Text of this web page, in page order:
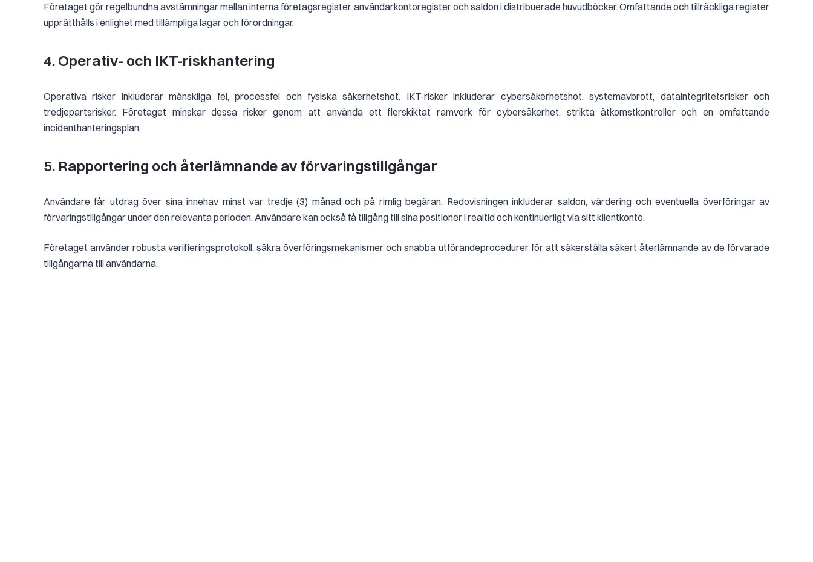
Företaget gör regelbundna avstämningar mellan interna företagsregister, användarkontoregister och saldon i distribuerade huvudböcker. Omfattande och tillräckliga register
upprätthålls i enlighet med tillämpliga lagar och förordningar.
4. Operativ- och IKT-riskhantering
Operativa risker inkluderar mänskliga fel, processfel och fysiska säkerhetshot. IKT-risker inkluderar cybersäkerhetshot, systemavbrott, dataintegritetsrisker och
tredjepartsrisker. Företaget minskar dessa risker genom att använda ett flerskiktat ramverk för cybersäkerhet, strikta åtkomstkontroller och en omfattande
incidenthanteringsplan.
5. Rapportering och återlämnande av förvaringstillgångar
Användare får utdrag över sina innehav minst var tredje (3) månad och på rimlig begäran. Redovisningen inkluderar saldon, värdering och eventuella överföringar av
förvaringstillgångar under den relevanta perioden. Användare kan också få tillgång till sina positioner i realtid och kontinuerligt via sitt klientkonto.
Företaget använder robusta verifieringsprotokoll, säkra överföringsmekanismer och snabba utförandeprocedurer för att säkerställa säkert återlämnande av de förvarade
tillgångarna till användarna.